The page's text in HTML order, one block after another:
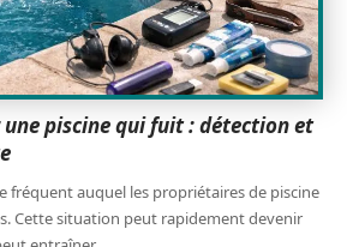
piscine qui fuit : détection et
fréquent auquel les propriétaires de piscine
Cette situation peut rapidement devenir